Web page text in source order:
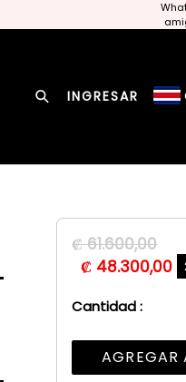
Buscar
INGRESAR
Precio
habitual
₡ 61.600,00
₡ 48.300,00
Cantidad :
AGREGAR